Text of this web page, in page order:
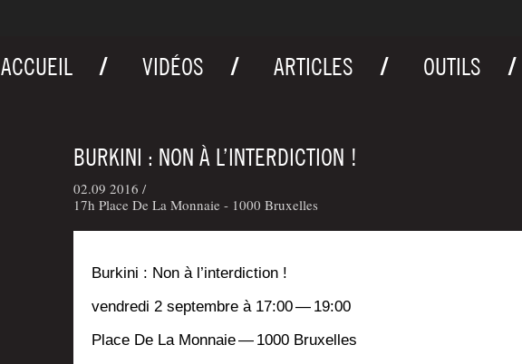
ACCUEIL VIDÉOS ARTICLES OUTILS
BURKINI : NON À L’INTERDICTION !
02.09 2016 /
17h Place De La Monnaie - 1000 Bruxelles
Bur­ki­ni : Non à l’interdiction !
ven­dre­di 2 sep­tembre à 17:00 — 19:00
Place De La Mon­naie — 1000 Bruxelles